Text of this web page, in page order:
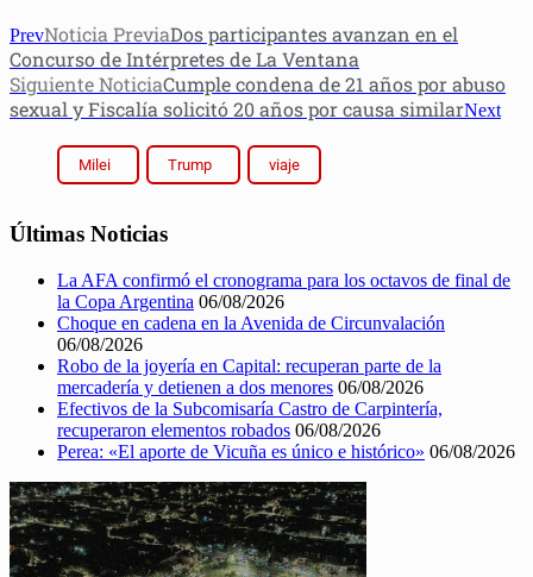
PrevNoticia PreviaDos participantes avanzan en el
Concurso de Intérpretes de La Ventana
Siguiente NoticiaCumple condena de 21 años por abuso
sexual y Fiscalía solicitó 20 años por causa similarNext
Milei Trump viaje
Últimas Noticias
La AFA confirmó el cronograma para los octavos de final de
la Copa Argentina 06/08/2026
Choque en cadena en la Avenida de Circunvalación
06/08/2026
Robo de la joyería en Capital: recuperan parte de la
mercadería y detienen a dos menores 06/08/2026
Efectivos de la Subcomisaría Castro de Carpintería,
recuperaron elementos robados 06/08/2026
Perea: «El aporte de Vicuña es único e histórico» 06/08/2026